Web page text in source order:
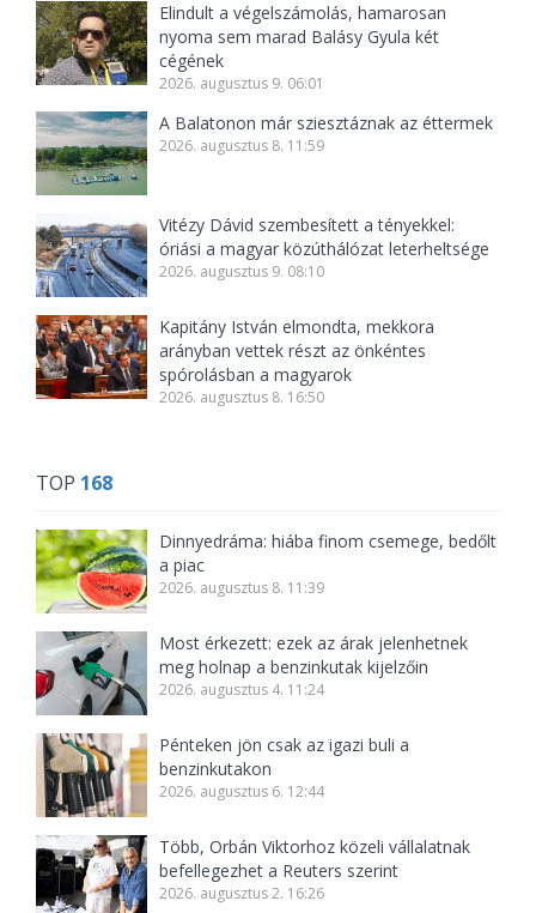
Elindult a végelszámolás, hamarosan
nyoma sem marad Balásy Gyula két
cégének
2026. augusztus 9. 06:01
A Balatonon már sziesztáznak az éttermek
2026. augusztus 8. 11:59
Vitézy Dávid szembesített a tényekkel:
óriási a magyar közúthálózat leterheltsége
2026. augusztus 9. 08:10
Kapitány István elmondta, mekkora
arányban vettek részt az önkéntes
spórolásban a magyarok
2026. augusztus 8. 16:50
TOP 168
Dinnyedráma: hiába finom csemege, bedőlt
a piac
2026. augusztus 8. 11:39
Most érkezett: ezek az árak jelenhetnek
meg holnap a benzinkutak kijelzőin
2026. augusztus 4. 11:24
Pénteken jön csak az igazi buli a
benzinkutakon
2026. augusztus 6. 12:44
Több, Orbán Viktorhoz közeli vállalatnak
befellegezhet a Reuters szerint
2026. augusztus 2. 16:26